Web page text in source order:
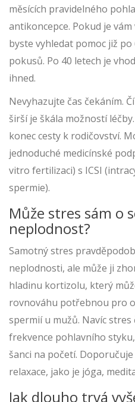
měsících pravidelného
antikoncepce. Pokud je
byste vyhledat pomoc již
pokusů. Po 40 letech je
ihned.
Nevyhazujte čas čekáním.
širší je škála možností
konec cesty k rodičovství.
jednoduché medicínské
vitro fertilizaci) s ICSI
spermie).
Může stres sám o
neplodnost?
Samotný stres
neplodnosti, ale může ji
hladinu kortizolu, který
rovnováhu potřebnou pro
spermií u mužů. Navíc
frekvence pohlavního
šanci na početí.
relaxace, jako je jóga,
Jak dlouho trvá